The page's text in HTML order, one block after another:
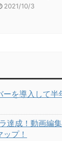
2021/10/3
ーを導入して
達成！動画編
プ！